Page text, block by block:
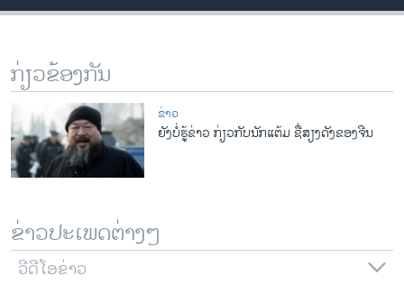
ທຸລະກິດ
ວີດີໂອ
ສຽງ
ລາຍການກະຈາຍສຽງ
ລາຍງານ
ຕິດຕາມພວກເຮົາ ທີ່
ພາສາຕ່າງໆ
ກ່ຽວຂ້ອງກັນ
ຂ່າວ
ຍັງບໍ່ຮູ້ຂ່າວ ກ່ຽວກັບນັກແຕ້ມ ຊື່ສຽງດັງຂອງຈີນ
ຂ່າວປະເພດຕ່າງໆ
ວີດີໂອຂ່າວ